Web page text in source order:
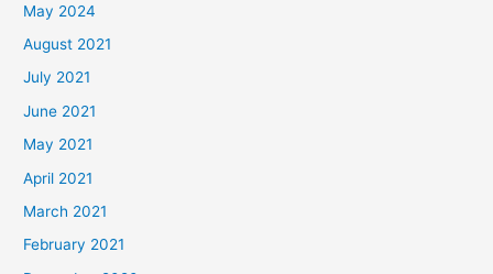
May 2024
August 2021
July 2021
June 2021
May 2021
April 2021
March 2021
February 2021